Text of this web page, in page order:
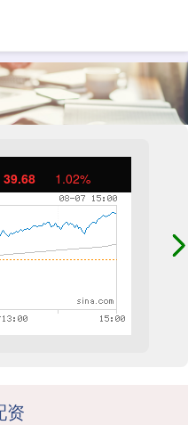
39.68 1.02%
资